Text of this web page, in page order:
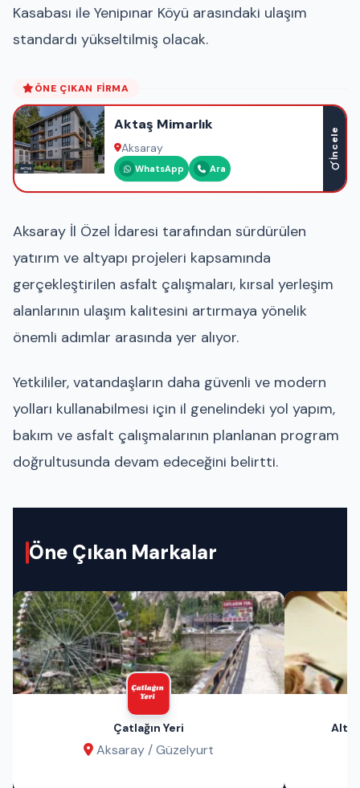
Kasabası ile Yenipınar Köyü arasındaki ulaşım
standardı yükseltilmiş olacak.
ÖNE ÇIKAN FIRMA
Aktaş Mimarlık
Aksaray
WhatsApp Ara
İncele
Aksaray İl Özel İdaresi tarafından sürdürülen
yatırım ve altyapı projeleri kapsamında
gerçekleştirilen asfalt çalışmaları, kırsal yerleşim
alanlarının ulaşım kalitesini artırmaya yönelik
önemli adımlar arasında yer alıyor.
Yetkililer, vatandaşların daha güvenli ve modern
yolları kullanabilmesi için il genelindeki yol yapım,
bakım ve asfalt çalışmalarının planlanan program
doğrultusunda devam edeceğini belirtti.
Öne Çıkan Markalar
Çatlağın Yeri
Aksaray / Güzelyurt